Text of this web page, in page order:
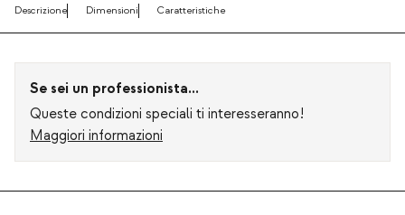
Descrizione Dimensioni Caratteristiche
Se sei un professionista...
Queste condizioni speciali ti interesseranno!
Maggiori informazioni